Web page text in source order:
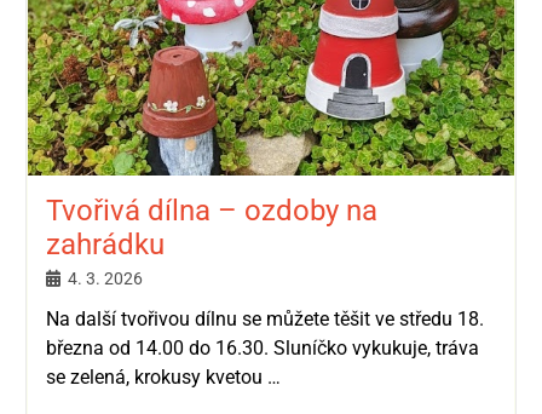
Tvořivá dílna – ozdoby na
zahrádku
4. 3. 2026
Na další tvořivou dílnu se můžete těšit ve středu 18.
března od 14.00 do 16.30. Sluníčko vykukuje, tráva
se zelená, krokusy kvetou …